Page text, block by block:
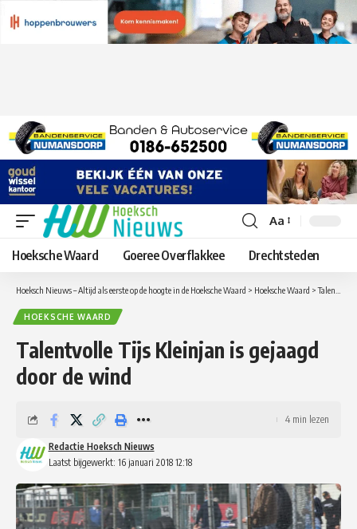
Lettergrootte
aanpassen
Aa
Hoeksche Waard Goeree Overflakkee Drechtsteden
Hoeksch Nieuws – Altijd als eerste op de hoogte in de Hoeksche Waard > Hoeksche Waard >Talentvolle Tijs Kleinjan is gejaagd door de wind
HOEKSCHE WAARD
Talentvolle Tijs Kleinjan is gejaagd
door de wind
Laatst bijgewerkt: 16 januari 2018 12:18
Redactie Hoeksch Nieuws
4 min lezen